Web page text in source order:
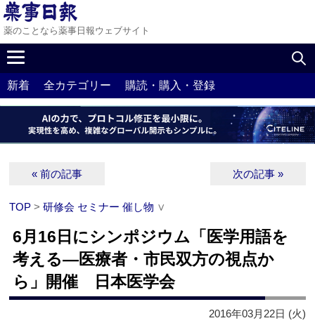
薬のことなら薬事日報ウェブサイト
新着 全カテゴリー 購読・購入・登録
« 前の記事 次の記事 »
TOP >研修会 セミナー 催し物 ∨
6月16日にシンポジウム「医学用語を
考える―医療者・市民双方の視点か
ら」開催 日本医学会
2016年03月22日 (火)